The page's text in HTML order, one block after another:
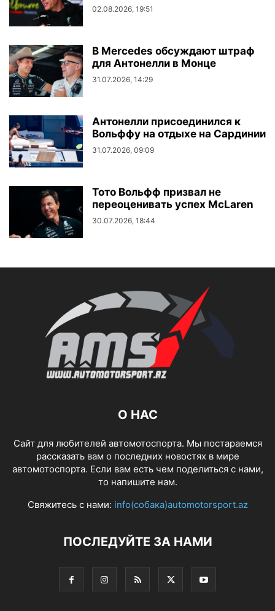
02.08.2026, 19:51
В Mercedes обсуждают штраф
для Антонелли в Монце
31.07.2026, 14:29
Антонелли присоединился к
Вольффу на отдыхе на Сардинии
31.07.2026, 09:09
Тото Вольфф призвал не
переоценивать успех McLaren
30.07.2026, 18:44
О НАС
Сайт для любителей автомотоспорта. Мы постараемся
рассказать вам о последних новостях в мире
автомотоспорта. Если вам есть чем поделиться с нами,
то напишите нам.
Свяжитесь с нами: info(собака)automotorsport.az
ПОСЛЕДУЙТЕ ЗА НАМИ